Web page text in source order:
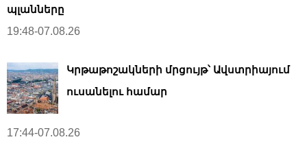
պլանները
19:48-07.08.26
Կրթաթոշակների մրցույթ՝ Ավստրիայում
ուսանելու համար
17:44-07.08.26